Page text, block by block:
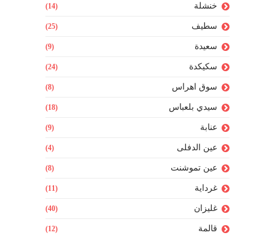
خنشلة (14)
سطيف (25)
سعيدة (9)
سكيكدة (24)
سوق اهراس (8)
سيدي بلعباس (18)
عنابة (9)
عين الدفلى (4)
عين تموشنت (8)
غرداية (11)
غليزان (40)
قالمة (12)